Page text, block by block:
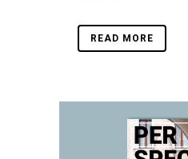
READ MORE